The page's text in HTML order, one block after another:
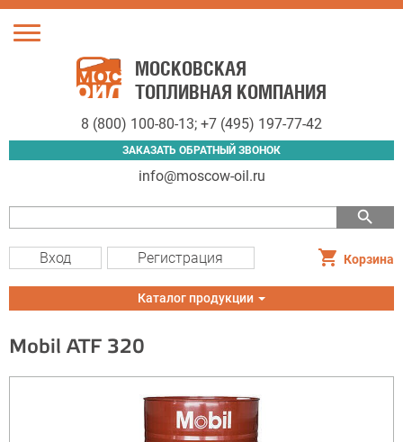
Toggle
МОСКОВСКАЯ
ТОПЛИВНАЯ КОМПАНИЯ
8 (800) 100-80-13; +7 (495) 197-77-42
ЗАКАЗАТЬ ОБРАТНЫЙ ЗВОНОК
info@moscow-oil.ru
search
Вход Регистрация Корзина
Toggle
navigation
Каталог продукции
Mobil ATF 320